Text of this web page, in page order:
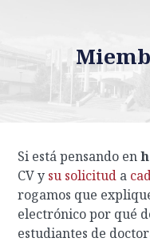
Si está pensando en
CV y su solicitud a
rogamos que
electrónico por qué
estudiantes de